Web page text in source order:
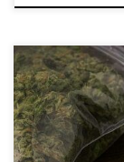
Marihuana z
Dowiedz się, jak